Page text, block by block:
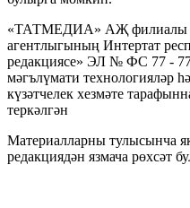
«ТАТМЕДИА» АҖ филиалы
агентлыгының Интертат
редакциясе» ЭЛ № ФС 77 -
мәгълүмати технологияләр
күзәтчелек хезмәте
теркәлгән
Материалларны тулысынча
редакциядән язмача рөхсәт